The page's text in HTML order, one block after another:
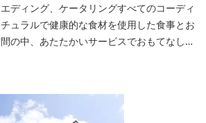
ディング、ケータリングすべてのコーディ
ュラルで健康的な食材を使用した食事とお
の中、あたたかいサービスでおもてなしい